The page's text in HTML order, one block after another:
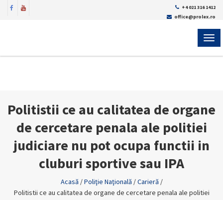
+4 021 316 1412
office@prolex.ro
Politistii ce au calitatea de organe
de cercetare penala ale politiei
judiciare nu pot ocupa functii in
cluburi sportive sau IPA
Acasă /Poliţie Naţională /Carieră /
Politistii ce au calitatea de organe de cercetare penala ale politiei